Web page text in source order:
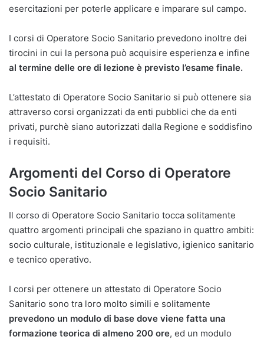
esercitazioni per poterle applicare e imparare sul campo.
I corsi di Operatore Socio Sanitario prevedono inoltre dei
tirocini in cui la persona può acquisire esperienza e infine
al termine delle ore di lezione è previsto l’esame finale.
L’attestato di Operatore Socio Sanitario si può ottenere sia
attraverso corsi organizzati da enti pubblici che da enti
privati, purchè siano autorizzati dalla Regione e soddisfino
i requisiti.
Argomenti del Corso di Operatore
Socio Sanitario
Il corso di Operatore Socio Sanitario tocca solitamente
quattro argomenti principali che spaziano in quattro ambiti:
socio culturale, istituzionale e legislativo, igienico sanitario
e tecnico operativo.
I corsi per ottenere un attestato di Operatore Socio
Sanitario sono tra loro molto simili e solitamente
prevedono un modulo di base dove viene fatta una
formazione teorica di almeno 200 ore, ed un modulo